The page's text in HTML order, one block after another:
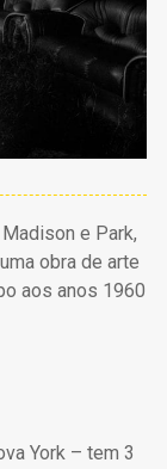
e Park,
obra de arte
aos anos 1960
York – tem 3